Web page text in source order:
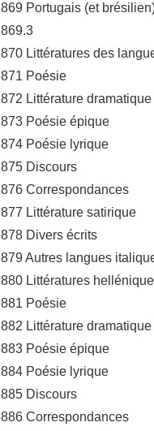
869 Portugais (et
869.3
870 Littératures des
871 Poésie
872 Littérature dramatique
873 Poésie épique
874 Poésie lyrique
875 Discours
876 Correspondances
877 Littérature satirique
878 Divers écrits
879 Autres langues
880 Littératures
881 Poésie
882 Littérature dramatique
883 Poésie épique
884 Poésie lyrique
885 Discours
886 Correspondances